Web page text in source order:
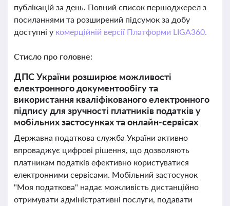
публікацій за день. Повний список першоджерел з
посиланнями та розширений підсумок за добу
доступні у комерційній версії Платформи LIGA360.
Стисло про головне:
ДПС України розширює можливості
електронного документообігу та
використання кваліфікованого електронного
підпису для зручності платників податків у
мобільних застосунках та онлайн-сервісах
Державна податкова служба України активно
впроваджує цифрові рішення, що дозволяють
платникам податків ефективно користуватися
електронними сервісами. Мобільний застосунок
"Моя податкова" надає можливість дистанційно
отримувати адміністративні послуги, подавати